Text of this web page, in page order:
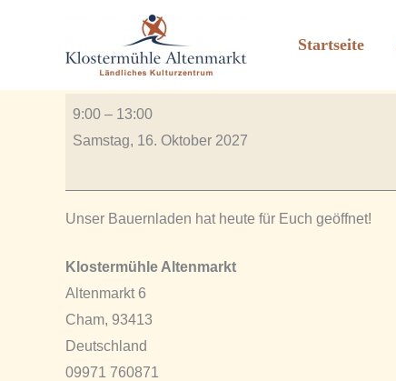
Startseite
Bauernladen geöffnet
VonRauscher_2606/Juli 12, 2023
Bauernladen
geöffnet
9:00 – 13:00
Samstag, 16. Oktober 2027
Unser Bauernladen hat heute für Euch geöffnet!
Klostermühle Altenmarkt
Altenmarkt 6
Cham, 93413
Deutschland
09971 760871